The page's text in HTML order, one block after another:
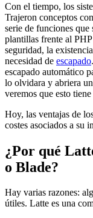
Con el tiempo, los
Trajeron conceptos
serie de funciones
plantillas frente al
seguridad, la
necesidad de escapado
escapado automático
lo olvidara y abriera
veremos que esto
Hoy, las ventajas de
costes asociados a su
¿Por qué
o Blade?
Hay varias razones:
útiles. Latte es una